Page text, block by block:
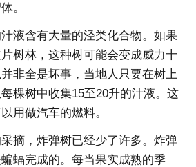
。
液含有大量的泾类化合物。如果
树林，这种树可能会变成威力十
非全是坏事，当地人只要在树上
棵树中收集15至20升的汁液。这
用做汽车的燃料。
摘，炸弹树已经少了许多。炸弹
蝠完成的。每当果实成熟的季